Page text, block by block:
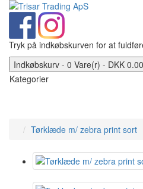
Tryk på indkøbskurven for at
Indkøbskurv - 0 Vare(r) - DKK 0.00
Kategorier
Tørklæde m/ zebra print sort